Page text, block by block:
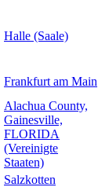
Halle (Saale)
Frankfurt am Main
Alachua County,
Gainesville,
FLORIDA
(Vereinigte
Staaten)
Salzkotten